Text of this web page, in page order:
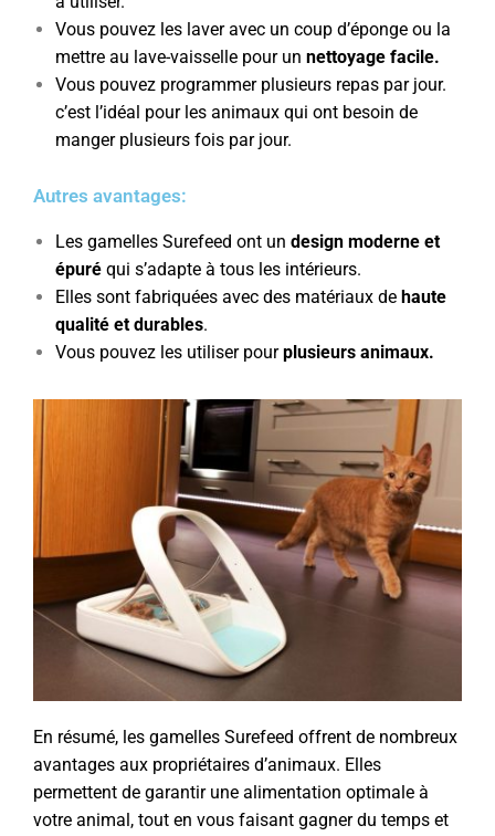
Vous pouvez les laver avec un coup d’éponge ou la
mettre au lave-vaisselle pour un nettoyage facile.
Vous pouvez programmer plusieurs repas par jour.
c’est l’idéal pour les animaux qui ont besoin de
manger plusieurs fois par jour.
Autres avantages:
Les gamelles Surefeed ont un design moderne et
épuré qui s’adapte à tous les intérieurs.
Elles sont fabriquées avec des matériaux de haute
qualité et durables.
Vous pouvez les utiliser pourplusieurs animaux.
En résumé, les gamelles Surefeed offrent de nombreux
avantages aux propriétaires d’animaux. Elles
permettent de garantir une alimentation optimale à
votre animal, tout en vous faisant gagner du temps et